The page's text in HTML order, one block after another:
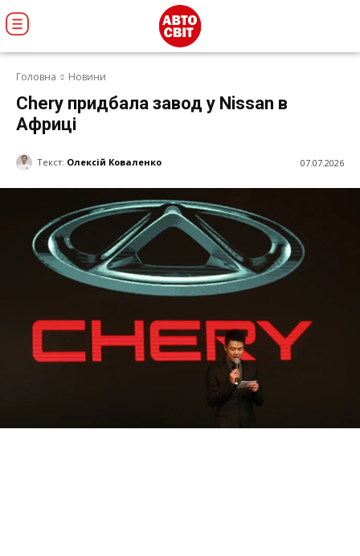
Головна Новини
Chery придбала завод у Nissan в
Африці
Текст: Олексій Коваленко 07.07.2026